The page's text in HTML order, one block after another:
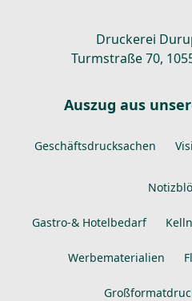
Druckerei
Turmstraße 70,
Auszug aus
Geschäftsdrucksachen
Gastro-& Hotelbedarf
Werbematerialien